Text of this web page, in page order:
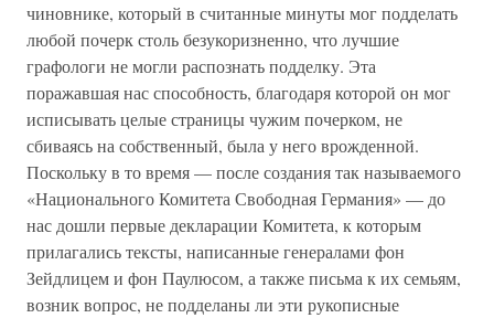
чиновнике, который в считанные минуты мог подделать
любой почерк столь безукоризненно, что лучшие
графологи не могли распознать подделку. Эта
поражавшая нас способность, благодаря которой он мог
исписывать целые страницы чужим почерком, не
сбиваясь на собственный, была у него врожденной.
Поскольку в то время — после создания так называемого
«Национального Комитета Свободная Германия» — до
нас дошли первые декларации Комитета, к которым
прилагались тексты, написанные генералами фон
Зейдлицем и фон Паулюсом, а также письма к их семьям,
возник вопрос, не подделаны ли эти рукописные